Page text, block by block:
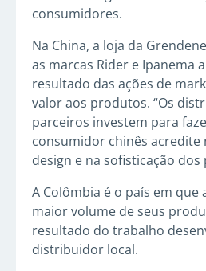
consumidores.
Na China, a loja da
as marcas Rider e Ipanema
resultado das ações de
valor aos produtos. “Os
parceiros investem para
consumidor chinês acredite
design e na sofisticação
A Colômbia é o país em que
maior volume de seus
resultado do trabalho
distribuidor local.